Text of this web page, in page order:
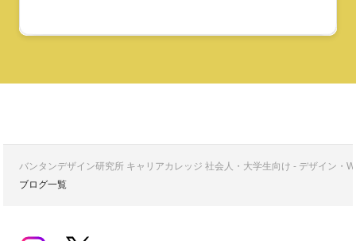
バンタンデザイン研究所 キャリアカレッジ 社会人・大学生向け - デザイン・
ブログ一覧